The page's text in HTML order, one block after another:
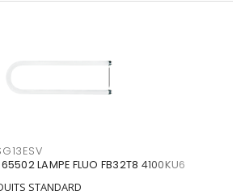
LAMPE FLUO FB32T8 4100KU6
STANDARD